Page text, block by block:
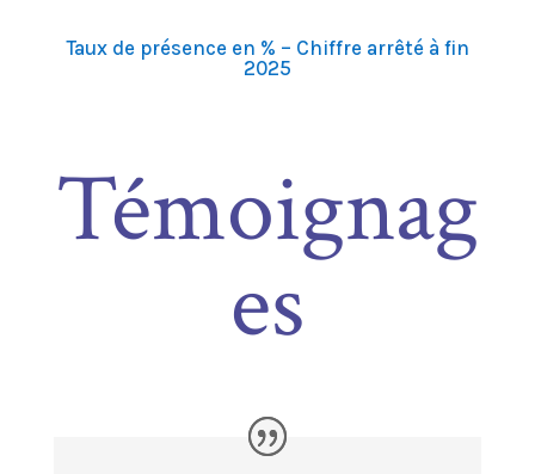
Taux de présence en % – Chiffre arrêté à fin
2025
Témoignag
es